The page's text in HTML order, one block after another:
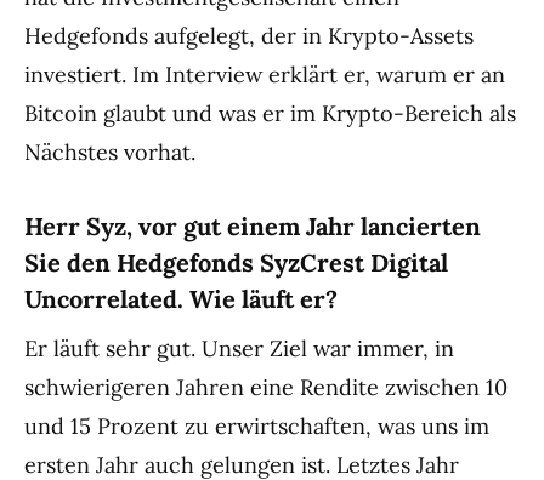
Hedgefonds aufgelegt, der in Krypto-Assets
investiert. Im Interview erklärt er, warum er an
Bitcoin glaubt und was er im Krypto-Bereich als
Nächstes vorhat.
Herr Syz, vor gut einem Jahr lancierten
Sie den Hedgefonds SyzCrest Digital
Uncorrelated. Wie läuft er?
Er läuft sehr gut. Unser Ziel war immer, in
schwierigeren Jahren eine Rendite zwischen 10
und 15 Prozent zu erwirtschaften, was uns im
ersten Jahr auch gelungen ist. Letztes Jahr